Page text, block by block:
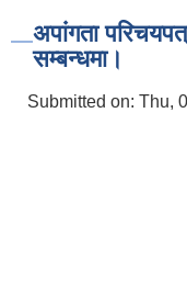
अपांगता
सम्बन्धमा।
Submitted on: Thu,